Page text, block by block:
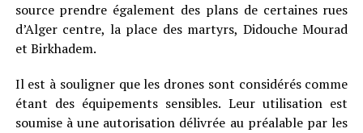
source prendre également des plans de certaines rues
d’Alger centre, la place des martyrs, Didouche Mourad
et Birkhadem.
Il est à souligner que les drones sont considérés comme
étant des équipements sensibles. Leur utilisation est
soumise à une autorisation délivrée au préalable par les